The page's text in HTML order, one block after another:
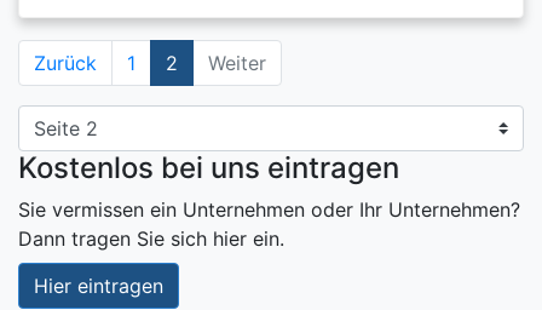
Zurück 1 2 Weiter
Kostenlos bei uns eintragen
Sie vermissen ein Unternehmen oder Ihr Unternehmen?
Dann tragen Sie sich hier ein.
Hier eintragen